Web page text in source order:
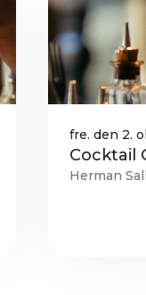
fre. den 2.
Cocktail
Herman